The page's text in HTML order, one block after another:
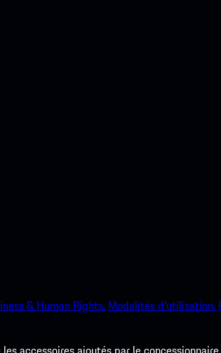
& Human Rights. Modalités d’utilisation.